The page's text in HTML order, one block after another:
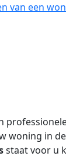
van een
woning in
staat voor u